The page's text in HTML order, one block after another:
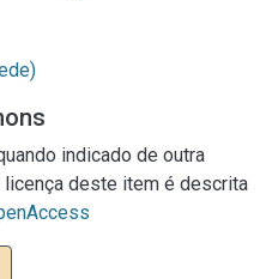
indicado de outra
licença deste item é descrita